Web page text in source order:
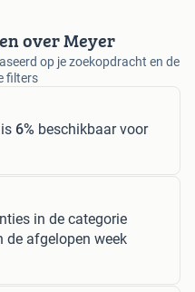
over Meyer
op je zoekopdracht en de
filters
6% beschikbaar voor
in de categorie
de afgelopen week